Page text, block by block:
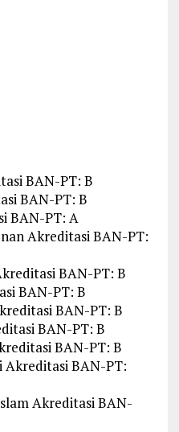
BAN-PT: B
BAN-PT: B
BAN-PT: A
Akreditasi BAN-PT:
BAN-PT: B
BAN-PT: B
BAN-PT: B
BAN-PT: B
BAN-PT: B
BAN-PT:
Akreditasi BAN-